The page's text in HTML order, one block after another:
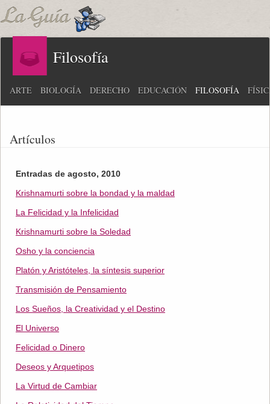
Filosofía
ARTE BIOLOGÍA DERECHO EDUCACIÓN FILOSOFÍA
Artículos
Entradas de agosto, 2010
Krishnamurti sobre la bondad y la maldad
La Felicidad y la Infelicidad
Krishnamurti sobre la Soledad
Osho y la conciencia
Platón y Aristóteles, la síntesis superior
Transmisión de Pensamiento
Los Sueños, la Creatividad y el Destino
El Universo
Felicidad o Dinero
Deseos y Arquetipos
La Virtud de Cambiar